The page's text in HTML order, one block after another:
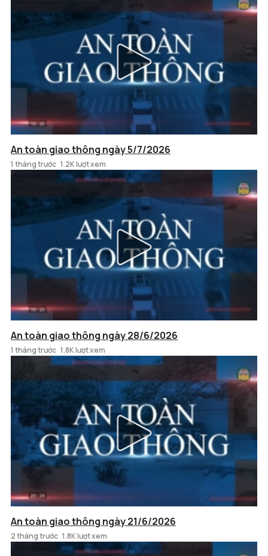
An toàn giao thông ngày 5/7/2026
1 tháng trước 1.2K lượt xem
An toàn giao thông ngày 28/6/2026
1 tháng trước 1.8K lượt xem
An toàn giao thông ngày 21/6/2026
2 tháng trước 1.8K lượt xem